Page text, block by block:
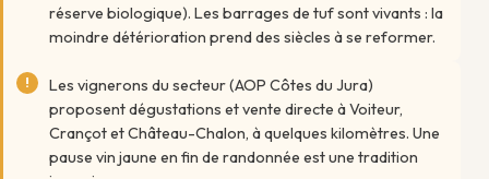
réserve biologique). Les barrages de tuf sont vivants : la
moindre détérioration prend des siècles à se reformer.
Les vignerons du secteur (AOP Côtes du Jura)
proposent dégustations et vente directe à Voiteur,
Crançot et Château-Chalon, à quelques kilomètres. Une
pause vin jaune en fin de randonnée est une tradition